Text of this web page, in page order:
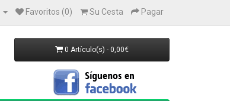
Favoritos (0) Su Cesta Pagar
0 Artículo(s) - 0,00€